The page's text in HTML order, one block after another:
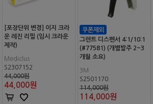
[포장단위 변경] 이지 크라
운 레진 리필 (임시 크라운
제작)
Mediclus
S2307152
44,000원
44,000원
그렌트 디스펜서 4:1/10:1
(#77581) (개별발주 2~3
개월 소요)
3M
S2501170
114,000원
114,000원